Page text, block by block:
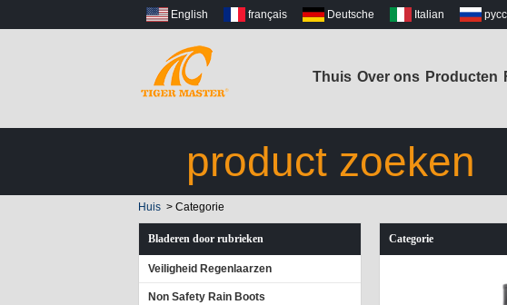
English français Deutsche Italian
Thuis Over ons Producten
product zoeken
Huis> Categorie
Bladeren door rubrieken
Veiligheid Regenlaarzen
Non Safety Rain Boots
Categorie